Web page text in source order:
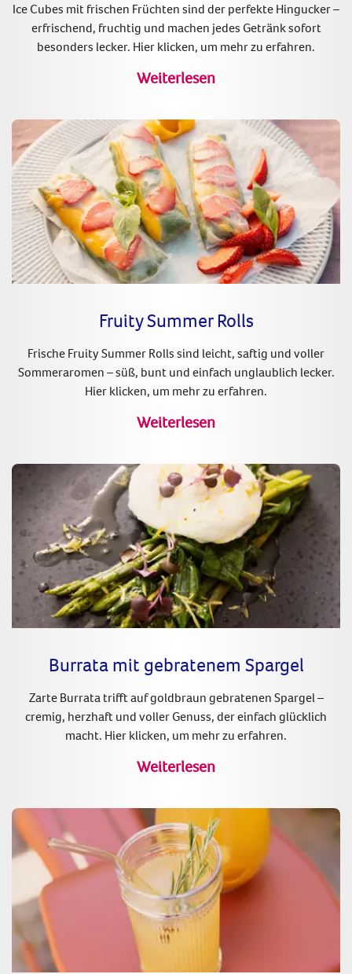
Ice Cubes mit frischen Früchten sind der perfekte Hingucker –
erfrischend, fruchtig und machen jedes Getränk sofort
besonders lecker. Hier klicken, um mehr zu erfahren.
Weiterlesen
Fruity Summer Rolls
Frische Fruity Summer Rolls sind leicht, saftig und voller
Sommeraromen – süß, bunt und einfach unglaublich lecker.
Hier klicken, um mehr zu erfahren.
Weiterlesen
Burrata mit gebratenem Spargel
Zarte Burrata trifft auf goldbraun gebratenen Spargel –
cremig, herzhaft und voller Genuss, der einfach glücklich
macht. Hier klicken, um mehr zu erfahren.
Weiterlesen